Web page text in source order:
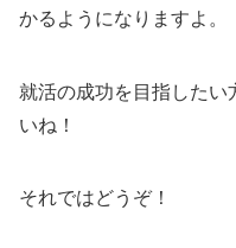
かるようになりますよ。
就活の成功を目指したい
いね！
それではどうぞ！